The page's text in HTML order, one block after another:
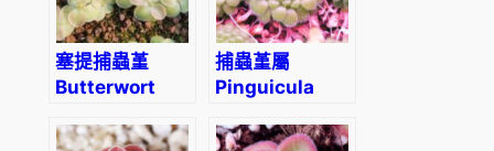
塞提捕蟲堇
Butterwort
‘Sethos’)
捕蟲堇屬
Pinguicula
gypsicola